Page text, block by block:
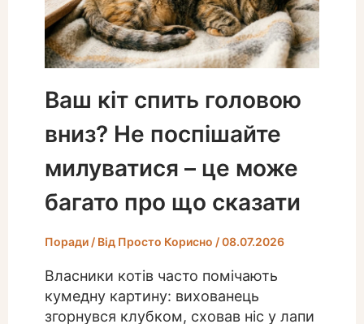
Ваш кіт спить головою
вниз? Не поспішайте
милуватися – це може
багато про що сказати
Поради/ Від Просто Корисно /08.07.2026
Власники котів часто помічають
кумедну картину: вихованець
згорнувся клубком, сховав ніс у лапи